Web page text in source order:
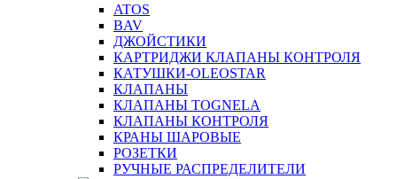
ATOS
BAV
ДЖОЙСТИКИ
КАРТРИДЖИ КЛАПАНЫ КОНТРОЛЯ
КАТУШКИ-OLEOSTAR
КЛАПАНЫ
КЛАПАНЫ TOGNELA
КЛАПАНЫ КОНТРОЛЯ
КРАНЫ ШАРОВЫЕ
РОЗЕТКИ
РУЧНЫЕ РАСПРЕДЕЛИТЕЛИ